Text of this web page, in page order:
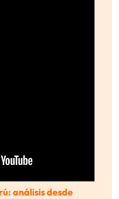
análisis desde